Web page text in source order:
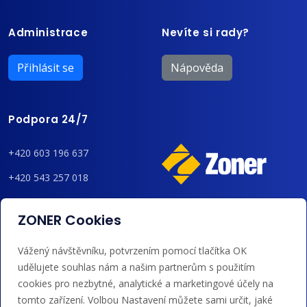
Administrace
Přihlásit se
Nevíte si rady?
Nápověda
Podpora 24/7
+420 603 196 637
+420 543 257 018
admin@regzone.cz
bankovním převodem a kreditem.
ZONER Cookies
Vážený návštěvníku, potvrzením pomocí tlačítka OK
udělujete souhlas nám a našim partnerům s použitím
cookies pro nezbytné, analytické a marketingové účely na
tomto zařízení. Volbou Nastavení můžete sami určit, jaké